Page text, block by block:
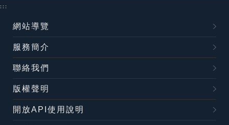
:::
網站導覽
服務簡介
聯絡我們
版權聲明
開放API使用說明